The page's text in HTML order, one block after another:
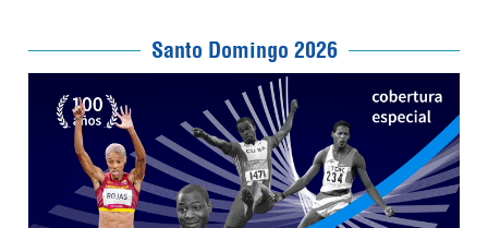
Santo Domingo 2026